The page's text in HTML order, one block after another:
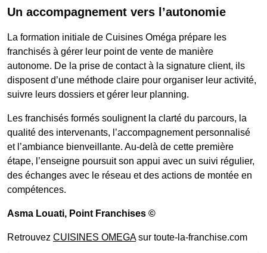
Un accompagnement vers l’autonomie
La formation initiale de Cuisines Oméga prépare les
franchisés à gérer leur point de vente de manière
autonome. De la prise de contact à la signature client, ils
disposent d’une méthode claire pour organiser leur activité,
suivre leurs dossiers et gérer leur planning.
Les franchisés formés soulignent la clarté du parcours, la
qualité des intervenants, l’accompagnement personnalisé
et l’ambiance bienveillante. Au-delà de cette première
étape, l’enseigne poursuit son appui avec un suivi régulier,
des échanges avec le réseau et des actions de montée en
compétences.
Asma Louati, Point Franchises ©
Retrouvez CUISINES OMEGAsur toute-la-franchise.com